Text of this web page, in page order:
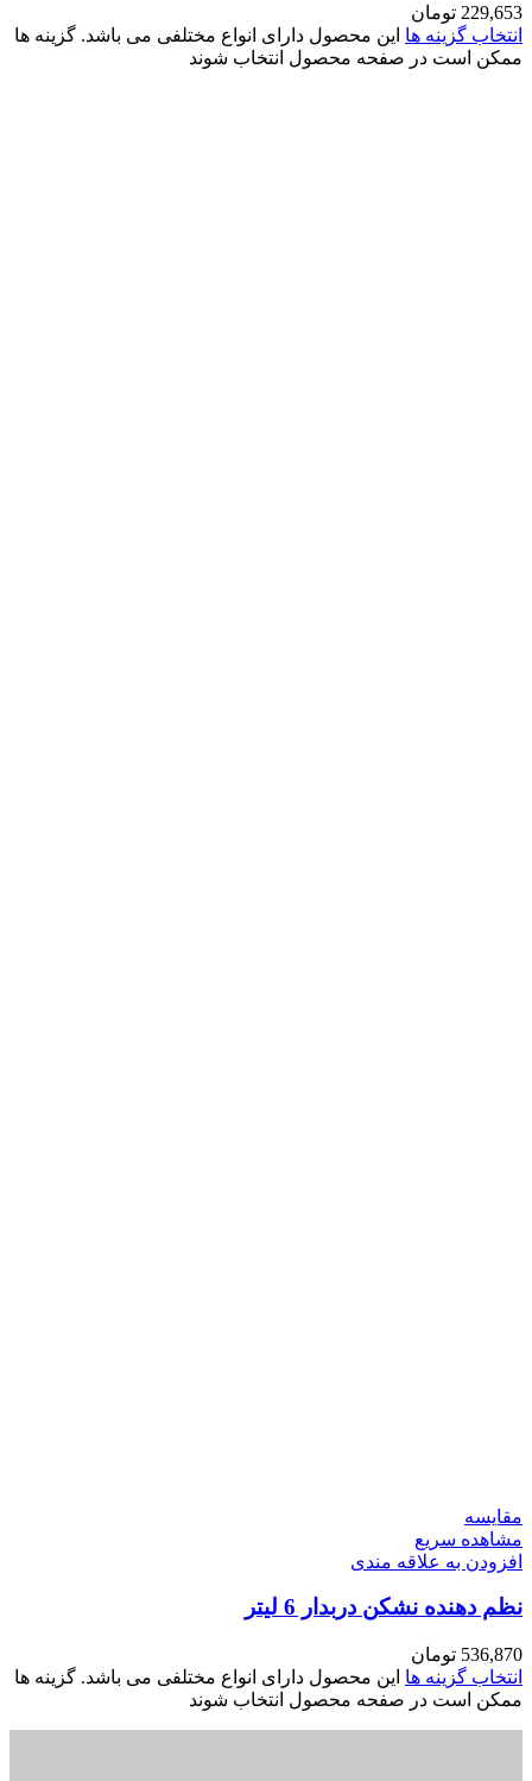
229,653 تومان
انتخاب گزینه ها این محصول دارای انواع مختلفی می باشد. گزینه ها
ممکن است در صفحه محصول انتخاب شوند
مقایسه
مشاهده سریع
افزودن به علاقه مندی
نظم دهنده نشکن دربدار 6 لیتر
536,870 تومان
انتخاب گزینه ها این محصول دارای انواع مختلفی می باشد. گزینه ها
ممکن است در صفحه محصول انتخاب شوند